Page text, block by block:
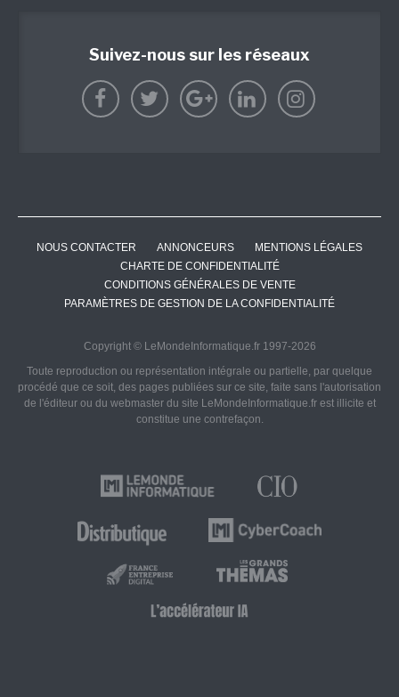
Suivez-nous sur les réseaux
NOUS CONTACTER ANNONCEURS
MENTIONS LÉGALES
CHARTE DE CONFIDENTIALITÉ
CONDITIONS GÉNÉRALES DE VENTE
PARAMÈTRES DE GESTION DE LA CONFIDENTIALITÉ
Copyright © LeMondeInformatique.fr 1997-2026
Toute reproduction ou représentation intégrale ou partielle, par quelque
procédé que ce soit, des pages publiées sur ce site, faite sans l'autorisation
de l'éditeur ou du webmaster du site LeMondeInformatique.fr est illicite et
constitue une contrefaçon.